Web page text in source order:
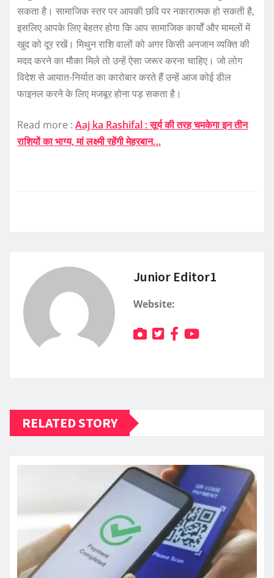
सकता है। सामाजिक स्तर पर आपकी छवि पर नकारात्मक हो सकती है,
इसलिए आपके लिए बेहतर होगा कि आप सामाजिक कार्यों और मामलों में
खुद को दूर रखें। मिथुन राशि वालों को अगर किसी अनजान व्यक्ति की
मदद करने का मौका मिले तो उन्हें ऐसा जरूर करना चाहिए। जो लोग
विदेश से आयात-निर्यात का कारोबार करते हैं उन्हें आज कोई डील
फाइनल करने के लिए मजबूर होना पड़ सकता है।
Read more : Aaj ka Rashifal : सूर्य की तरह चमकेगा इन तीन
राशियों का भाग्य, मां लक्ष्मी रहेंगी मेहरबान…
Junior Editor1
Website:
RELATED STORY